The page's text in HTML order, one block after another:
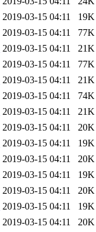
2019-03-15 04:11
19K
2019-03-15 04:11
77K
2019-03-15 04:11
21K
2019-03-15 04:11
77K
2019-03-15 04:11
21K
2019-03-15 04:11
74K
2019-03-15 04:11
21K
2019-03-15 04:11
20K
2019-03-15 04:11
19K
2019-03-15 04:11
20K
2019-03-15 04:11
19K
2019-03-15 04:11
20K
2019-03-15 04:11
19K
2019-03-15 04:11
20K